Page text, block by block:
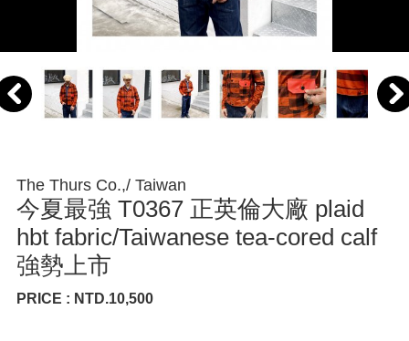
The Thurs Co.,/ Taiwan
今夏最強 T0367 正英倫大廠 plaid
hbt fabric/Taiwanese tea-cored calf
強勢上市
PRICE : NTD.10,500